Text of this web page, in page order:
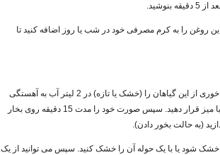
را به کرم مصرفی خود در شب یا روز اضافه کنید تا
گیاهان مفید برای این کار بابونه، اسطوخودوس و نعناع است. 2 تا 4 قاشق غذاخوری از این گیاهان را (خشک یا تازه) در 2 لیتر آب به آهستگی
بجوشانید. بعد از کمی جوشیدن، ظرف را از روی حرارت بردارید و روی زمین یا میز قرار دهید. سپس صورت خود را مدت 15 دقیقه روی بخار
(به حالت بخور دادن).
خشک شود یا با یک حوله آن را خشک کنید. سپس می توانید از یک